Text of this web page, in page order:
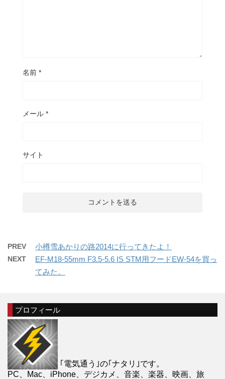
名前 *
メール *
サイト
PREV 小樽雪あかりの路2014に行ってきたよ！
NEXT
EF-M18-55mm F3.5-5.6 IS STM用フードEW-54を買っ
てみた。
プロフィール
｢電気通う｣の｢ナタリ｣です。
PC、Mac、iPhone、デジカメ、音楽、楽器、映画、旅